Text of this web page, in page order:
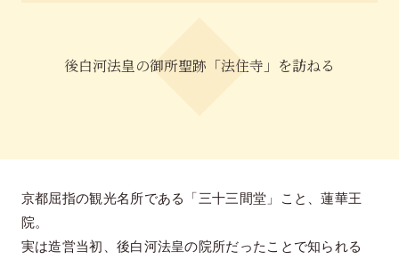
ニュース & トピックス
サイトポリシー
お問い合わせ
後白河法皇の御所聖跡「法住寺」を訪ねる
京都屈指の観光名所である「三十三間堂」こと、蓮華王
院。
実は造営当初、後白河法皇の院所だったことで知られる